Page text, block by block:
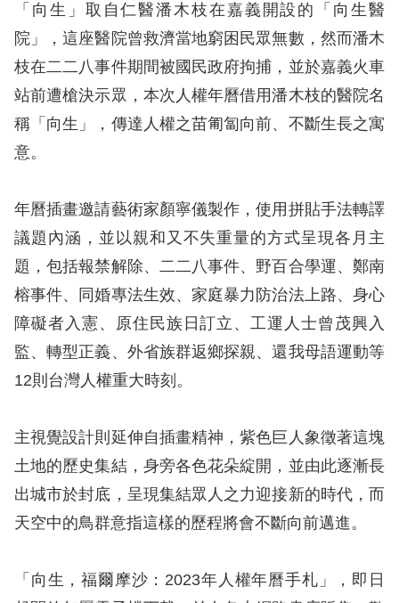
人
權
業
務
核
權
公
陳
情
申
訴
人
資
料
庫
無
障
「向生」取自仁醫潘木枝在嘉義開設的「向生醫
院」，這座醫院曾救濟當地窮困民眾無數，然而潘木
枝在二二八事件期間被國民政府拘捕，並於嘉義火車
站前遭槍決示眾，本次人權年曆借用潘木枝的醫院名
稱「向生」，傳達人權之苗匍匐向前、不斷生長之寓
意。
年曆插畫邀請藝術家顏寧儀製作，使用拼貼手法轉譯
議題內涵，並以親和又不失重量的方式呈現各月主
題，包括報禁解除、二二八事件、野百合學運、鄭南
榕事件、同婚專法生效、家庭暴力防治法上路、身心
障礙者入憲、原住民族日訂立、工運人士曾茂興入
監、轉型正義、外省族群返鄉探親、還我母語運動等
12則台灣人權重大時刻。
主視覺設計則延伸自插畫精神，紫色巨人象徵著這塊
土地的歷史集結，身旁各色花朵綻開，並由此逐漸長
出城市於封底，呈現集結眾人之力迎接新的時代，而
天空中的鳥群意指這樣的歷程將會不斷向前邁進。
「向生，福爾摩沙：2023年人權年曆手札」，即日